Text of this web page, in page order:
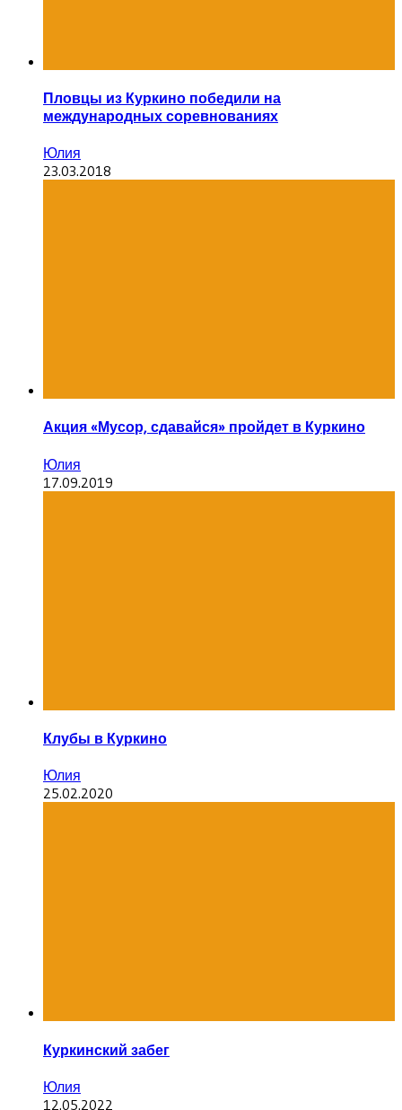
Пловцы из Куркино победили на
международных соревнованиях
Юлия
23.03.2018
Акция «Мусор, сдавайся» пройдет в Куркино
Юлия
17.09.2019
Клубы в Куркино
Юлия
25.02.2020
Куркинский забег
Юлия
12.05.2022